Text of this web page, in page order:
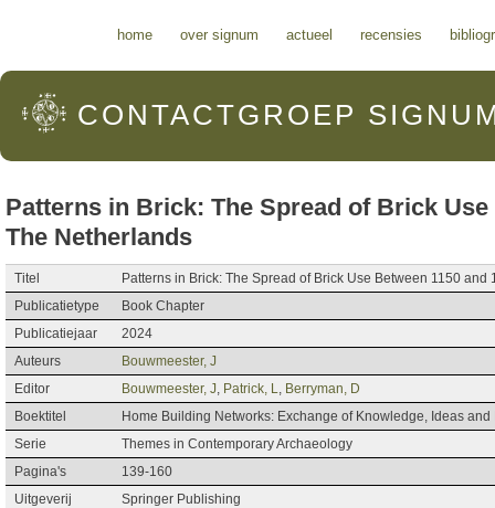
home over signum actueel recensies
CONTACTGROEP
Patterns in Brick: The Spread of Brick Use
The Netherlands
Titel
Patterns in Brick: The Spread of Brick Use Between 1150 and
Publicatietype
Book Chapter
Publicatiejaar
2024
Auteurs
Bouwmeester, J
Editor
Bouwmeester, J Patrick, L
Berryman, D
Boektitel
Home Building Networks: Exchange of Knowledge, Ideas
Serie
Themes in Contemporary Archaeology
Pagina's
139-160
Uitgeverij
Springer Publishing